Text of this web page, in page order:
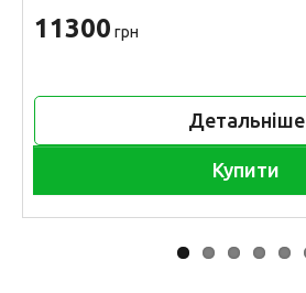
11300 грн
Детальніше
Купити